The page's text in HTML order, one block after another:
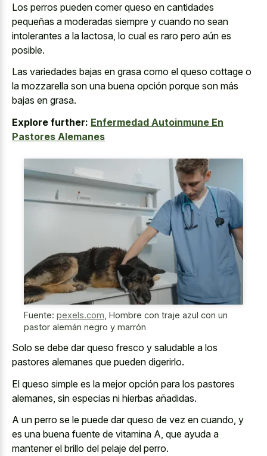
Los perros pueden comer queso en cantidades
pequeñas a moderadas siempre y cuando no sean
intolerantes a la lactosa, lo cual es raro pero aún es
posible.
Las variedades bajas en grasa como el queso cottage o
la mozzarella son una buena opción porque son más
bajas en grasa.
Explore further: Enfermedad Autoinmune En
Pastores Alemanes
Fuente: pexels.com Hombre con traje azul con un
pastor alemán negro y marrón
Solo se debe dar queso fresco y saludable a los
pastores alemanes que pueden digerirlo.
El queso simple es la mejor opción para los pastores
alemanes, sin especias ni hierbas añadidas.
A un perro se le puede dar queso de vez en cuando, y
es una buena fuente de vitamina A, que ayuda a
mantener el brillo del pelaje del perro.